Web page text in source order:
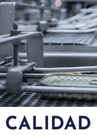
CALIDAD